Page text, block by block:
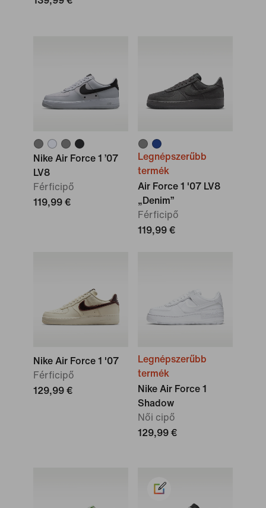
Nike Air Force 1 ’07
LV8
Férficipő
119,99 €
Legnépszerűbb
termék
Air Force 1 '07 LV8
„Denim”
Férficipő
119,99 €
Nike Air Force 1 '07
Férficipő
129,99 €
Legnépszerűbb
termék
Nike Air Force 1
Shadow
Női cipő
129,99 €